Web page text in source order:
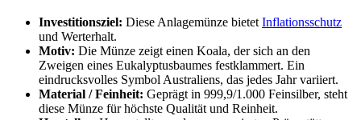
Investitionsziel: Diese Anlagemünze bietet Inflationsschutz
und Werterhalt.
Motiv: Die Münze zeigt einen Koala, der sich an den
Zweigen eines Eukalyptusbaumes festklammert. Ein
eindrucksvolles Symbol Australiens, das jedes Jahr variiert.
Material / Feinheit: Geprägt in 999,9/1.000 Feinsilber, steht
diese Münze für höchste Qualität und Reinheit.